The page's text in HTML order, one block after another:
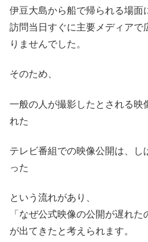
伊豆大島から船で帰られる場面
訪問当日すぐに主要メディアで
りませんでした。
そのため、
一般の人が撮影したとされる映
れた
テレビ番組での映像公開は、し
った
という流れがあり、
「なぜ公式映像の公開が遅れ
が出てきたと考えられます。